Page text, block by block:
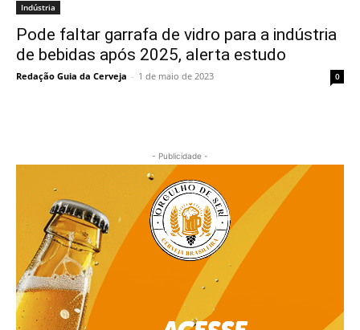
Indústria
Pode faltar garrafa de vidro para a indústria
de bebidas após 2025, alerta estudo
Redação Guia da Cerveja - 1 de maio de 2023 0
- Publicidade -